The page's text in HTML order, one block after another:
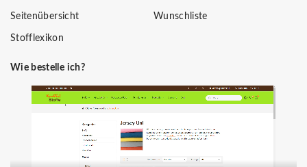
Seitenübersicht
Stofflexikon
Wunschliste
Wie bestelle ich?